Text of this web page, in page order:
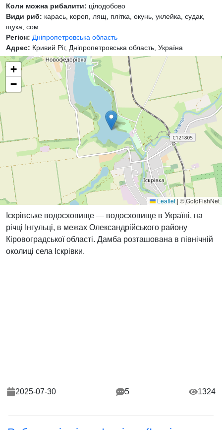
Коли можна рибалити: цілодобово
Види риб: карась, короп, лящ, плітка, окунь, уклейка, судак,
щука, сом
Регіон: Дніпропетровська область
Адрес: Кривий Ріг, Дніпропетровська область, Україна
+
−
Leaflet | © GoldFishNet
Іскрівське водосховище — водосховище в Україні, на
річці Інгульці, в межах Олександрійського району
Кіровоградської області. Дамба розташована в північній
околиці села Іскрівки.
2025-07-30 5 1324